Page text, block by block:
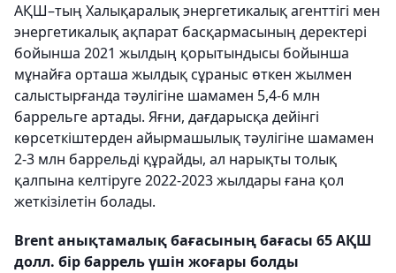
АҚШ–тың Халықаралық энергетикалық агенттігі мен
энергетикалық ақпарат басқармасының деректері
бойынша 2021 жылдың қорытындысы бойынша
мұнайға орташа жылдық сұраныс өткен жылмен
салыстырғанда тәулігіне шамамен 5,4-6 млн
баррельге артады. Яғни, дағдарысқа дейінгі
көрсеткіштерден айырмашылық тәулігіне шамамен
2-3 млн баррельді құрайды, ал нарықты толық
қалпына келтіруге 2022-2023 жылдары ғана қол
жеткізілетін болады.
Brent анықтамалық бағасының бағасы 65 АҚШ
долл. бір баррель үшін жоғары болды